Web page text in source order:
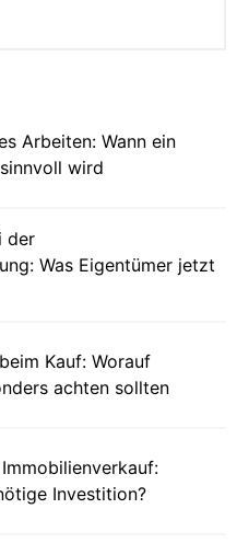
Arbeiten: Wann ein
wird
der
Was Eigentümer jetzt
Kauf: Worauf
achten sollten
Investition?